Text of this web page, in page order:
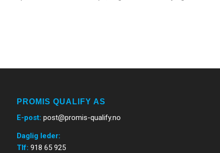
PROMIS QUALIFY AS
E-post: post@promis-qualify.no
Daglig leder:
Tlf: 918 65 925